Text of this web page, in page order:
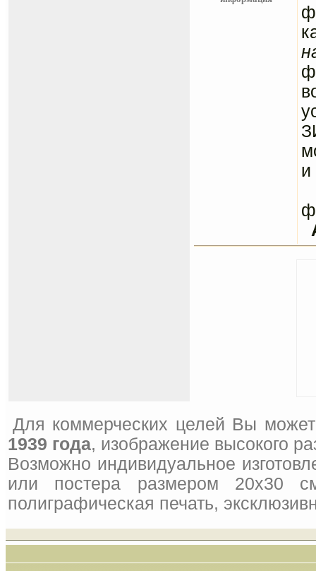
и
Для коммерческих целей Вы
1939 года, изображение высокого
Возможно индивидуальное
или постера размером 20x30
полиграфическая печать,